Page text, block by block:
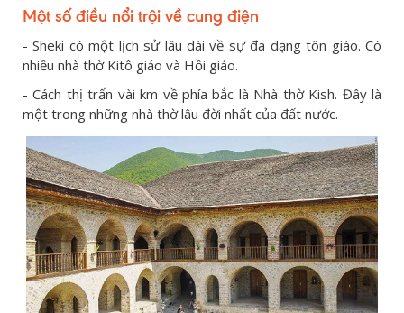
Một số điều nổi trội về cung điện
- Sheki có một lịch sử lâu dài về sự đa dạng tôn giáo. Có
nhiều nhà thờ Kitô giáo và Hồi giáo.
- Cách thị trấn vài km về phía bắc là Nhà thờ Kish. Đây là
một trong những nhà thờ lâu đời nhất của đất nước.